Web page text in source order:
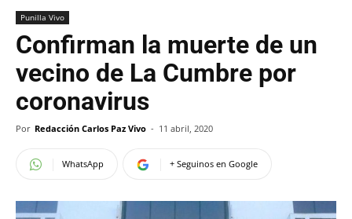
Punilla Vivo
Confirman la muerte de un
vecino de La Cumbre por
coronavirus
Por Redacción Carlos Paz Vivo - 11 abril, 2020
WhatsApp + Seguinos en Google